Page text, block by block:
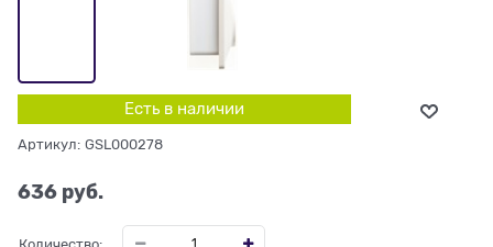
Есть в наличии
Артикул: GSL000278
636 руб.